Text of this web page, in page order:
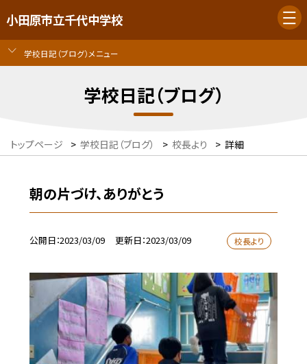
小田原市立千代中学校
学校日記（ブログ）メニュー
学校日記（ブログ）
トップページ > 学校日記（ブログ） > 校長より > 詳細
朝の片づけ、ありがとう
公開日 2023/03/09 更新日 2023/03/09 校長より